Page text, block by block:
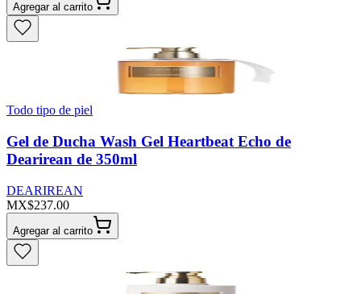
Agregar al carrito
Todo tipo de piel
Gel de Ducha Wash Gel Heartbeat Echo de
Dearirean de 350ml
DEARIREAN
MX$237.00
Agregar al carrito